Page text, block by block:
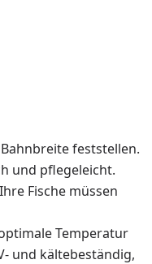
feststellen.
und pflegeleicht.
Fische müssen
Temperatur
und kältebeständig,